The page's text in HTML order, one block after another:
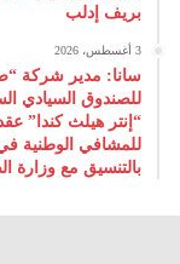
بريف إدلب
3 أغسطس، 2026
سانا: مدير شركة
للصندوق السيادي
“إنتر هيلث كندا”
للمشافي الوطنية
بالتنسيق مع وزارة